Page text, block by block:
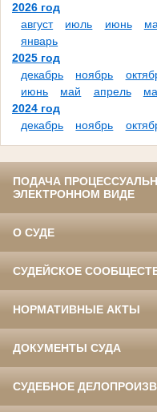
2026 год
август
июль июнь
январь
2025 год
декабрь
ноябрь
июнь
май апрель
2024 год
декабрь
ноябрь
ПОДАЧА
ЭЛЕКТРОННОМ ВИДЕ
О СУДЕ
СУДЕЙСКОЕ
НОРМАТИВНЫЕ АКТЫ
ДОКУМЕНТЫ СУДА
СУДЕБНОЕ